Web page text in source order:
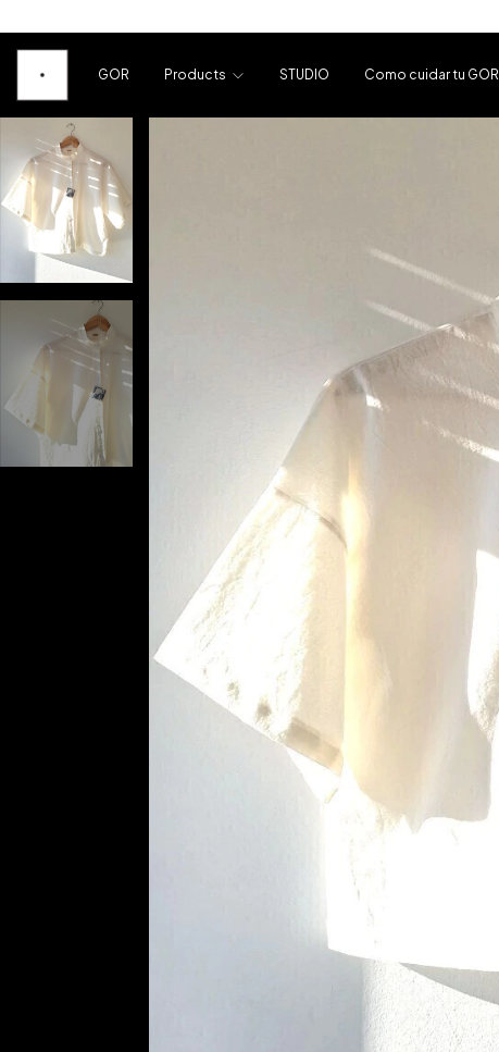
GOR Products STUDIO Como cuidar tu GOR